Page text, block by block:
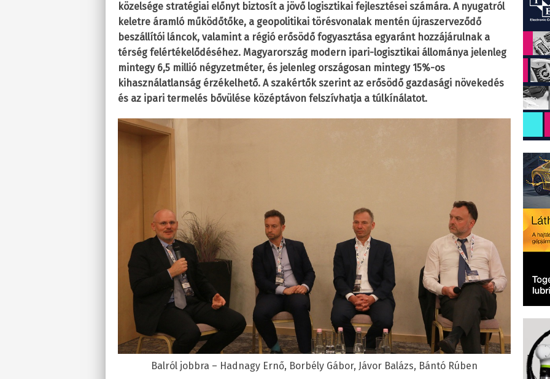
közelsége stratégiai előnyt biztosít a jövő logisztikai fejlesztései számára. A nyugatról
keletre áramló működőtőke, a geopolitikai törésvonalak mentén újraszerveződő
beszállítói láncok, valamint a régió erősödő fogyasztása egyaránt hozzájárulnak a
térség felértékelődéséhez. Magyarország modern ipari-logisztikai állománya jelenleg
mintegy 6,5 millió négyzetméter, és jelenleg országosan mintegy 15%-os
kihasználatlanság érzékelhető. A szakértők szerint az erősödő gazdasági növekedés
és az ipari termelés bővülése középtávon felszívhatja a túlkínálatot.
Balról jobbra – Hadnagy Ernő, Borbély Gábor, Jávor Balázs, Bántó Rúben